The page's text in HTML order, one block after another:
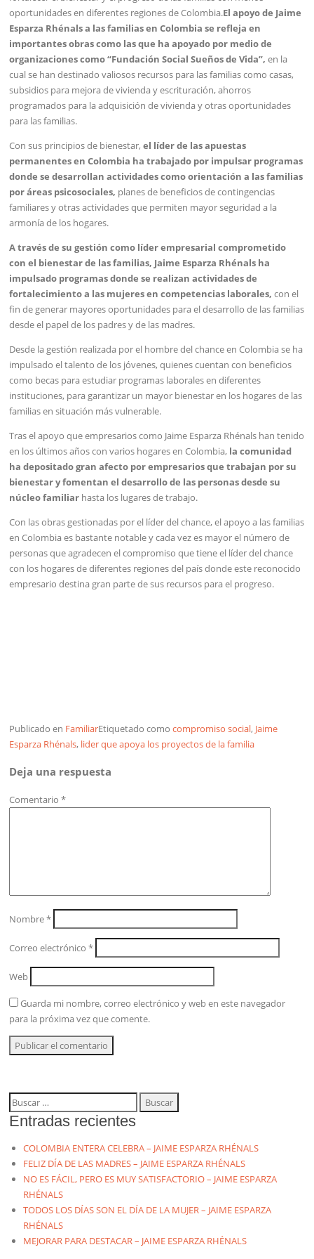
oportunidades en diferentes regiones de Colombia.El apoyo de Jaime
Esparza Rhénals a las familias en Colombia se refleja en
importantes obras como las que ha apoyado por medio de
organizaciones como “Fundación Social Sueños de Vida”,en la
cual se han destinado valiosos recursos para las familias como casas,
subsidios para mejora de vivienda y escrituración, ahorros
programados para la adquisición de vivienda y otras oportunidades
para las familias.
Con sus principios de bienestar,el líder de las apuestas
permanentes en Colombia ha trabajado por impulsar programas
donde se desarrollan actividades como orientación a las familias
por áreas psicosociales, planes de beneficios de contingencias
familiares y otras actividades que permiten mayor seguridad a la
armonía de los hogares.
A través de su gestión como líder empresarial comprometido
con el bienestar de las familias, Jaime Esparza Rhénals ha
impulsado programas donde se realizan actividades de
fortalecimiento a las mujeres en competencias laborales, con el
fin de generar mayores oportunidades para el desarrollo de las familias
desde el papel de los padres y de las madres.
Desde la gestión realizada por el hombre del chance en Colombia se ha
impulsado el talento de los jóvenes, quienes cuentan con beneficios
como becas para estudiar programas laborales en diferentes
instituciones, para garantizar un mayor bienestar en los hogares de las
familias en situación más vulnerable.
Tras el apoyo que empresarios como Jaime Esparza Rhénals han tenido
en los últimos años con varios hogares en Colombia, la comunidad
ha depositado gran afecto por empresarios que trabajan por su
bienestar y fomentan el desarrollo de las personas desde su
núcleo familiar hasta los lugares de trabajo.
Con las obras gestionadas por el líder del chance, el apoyo a las familias
en Colombia es bastante notable y cada vez es mayor el número de
personas que agradecen el compromiso que tiene el líder del chance
con los hogares de diferentes regiones del país donde este reconocido
empresario destina gran parte de sus recursos para el progreso.
Publicado en FamiliarEtiquetado comocompromiso social, Jaime
Esparza Rhénals, lider que apoya los proyectos de la familia
Deja una respuesta
Comentario*
Nombre*
Correo electrónico*
Web
Guarda mi nombre, correo electrónico y web en este navegador
para la próxima vez que comente.
Buscar:
Entradas recientes
COLOMBIA ENTERA CELEBRA – JAIME ESPARZA RHÉNALS
FELIZ DÍA DE LAS MADRES – JAIME ESPARZA RHÉNALS
NO ES FÁCIL, PERO ES MUY SATISFACTORIO – JAIME ESPARZA
RHÉNALS
TODOS LOS DÍAS SON EL DÍA DE LA MUJER – JAIME ESPARZA
RHÉNALS
MEJORAR PARA DESTACAR – JAIME ESPARZA RHÉNALS